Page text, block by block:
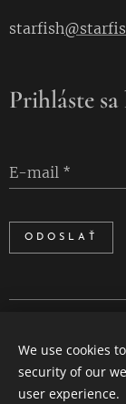
starfish
Prihláste
E-mail
ODOSLAŤ
We use cookies
security of our
user experience.